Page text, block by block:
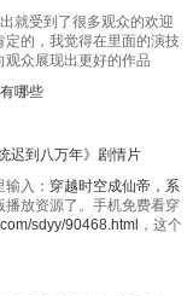
就受到了很多观众的欢迎
的，我觉得在里面的演技
众展现出更好的作品
哪些
迟到八万年》剧情片
入： 穿越时空成仙帝，系
播放资源了。手机免费看穿
sdyy/90468.html ，这个